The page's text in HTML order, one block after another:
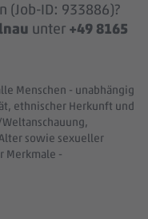
(Job-ID: 933886)?
unter +49 8165
Menschen - unabhängig
ethnischer Herkunft und
sowie sexueller
Merkmale -